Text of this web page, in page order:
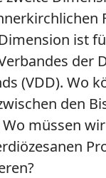
ist
der
(VDD). Wo
den
müssen